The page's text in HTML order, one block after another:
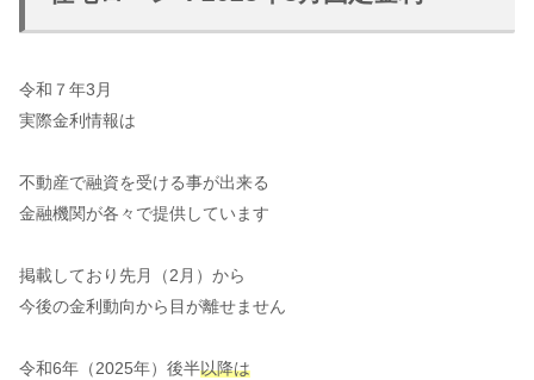
令和７年3月
実際金利情報は
不動産で融資を受ける事が出来る
金融機関が各々で提供しています
掲載しており先月（2月）から
今後の金利動向から目が離せません
令和6年（2025年）後半以降は